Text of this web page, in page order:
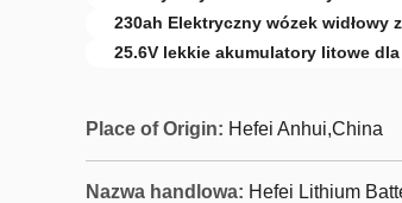
230ah Elektryczny wózek widłowy
25.6V lekkie akumulatory litowe
Place of Origin: Hefei Anhui,China
Nazwa handlowa: Hefei Lithium